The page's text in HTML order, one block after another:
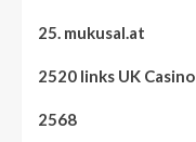
25. mukusal.at
2520 links UK Casino
2568